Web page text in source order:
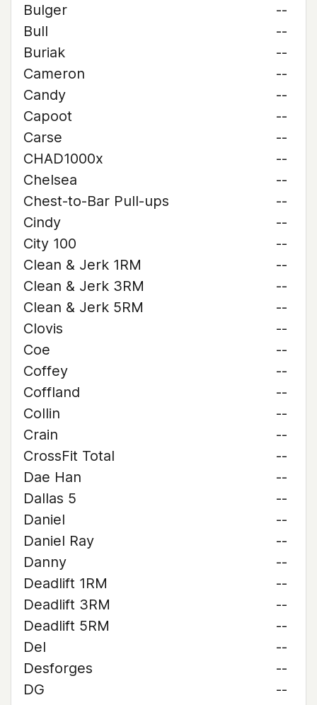
Bulger
--
Bull
--
Buriak
--
Cameron
--
Candy
--
Capoot
--
Carse
--
CHAD1000x
--
Chelsea
--
Chest-to-Bar Pull-ups
--
Cindy
--
City 100
--
Clean & Jerk 1RM
--
Clean & Jerk 3RM
--
Clean & Jerk 5RM
--
Clovis
--
Coe
--
Coffey
--
Coffland
--
Collin
--
Crain
--
CrossFit Total
--
Dae Han
--
Dallas 5
--
Daniel
--
Daniel Ray
--
Danny
--
Deadlift 1RM
--
Deadlift 3RM
--
Deadlift 5RM
--
Del
--
Desforges
--
DG
--